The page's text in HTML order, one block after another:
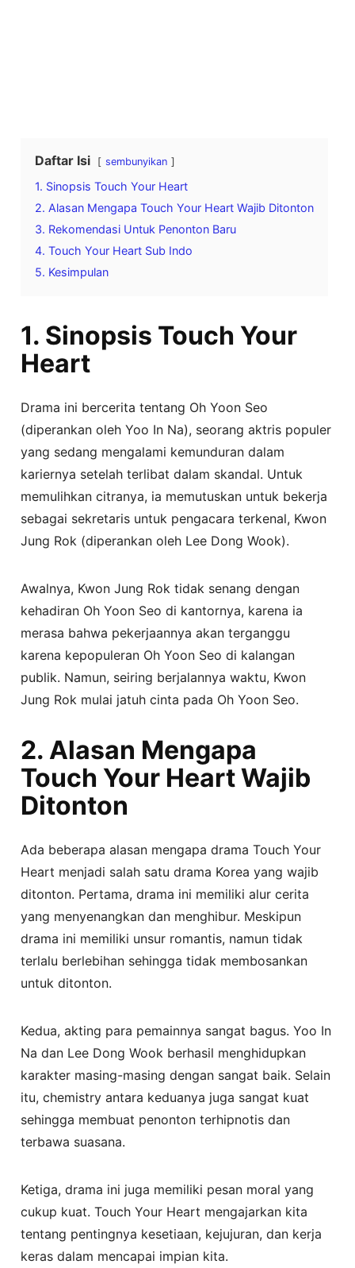
Daftar Isi sembunyikan
1. Sinopsis Touch Your Heart
2. Alasan Mengapa Touch Your Heart Wajib Ditonton
3. Rekomendasi Untuk Penonton Baru
4. Touch Your Heart Sub Indo
5. Kesimpulan
1. Sinopsis Touch Your
Heart
Drama ini bercerita tentang Oh Yoon Seo
(diperankan oleh Yoo In Na), seorang aktris populer
yang sedang mengalami kemunduran dalam
kariernya setelah terlibat dalam skandal. Untuk
memulihkan citranya, ia memutuskan untuk bekerja
sebagai sekretaris untuk pengacara terkenal, Kwon
Jung Rok (diperankan oleh Lee Dong Wook).
Awalnya, Kwon Jung Rok tidak senang dengan
kehadiran Oh Yoon Seo di kantornya, karena ia
merasa bahwa pekerjaannya akan terganggu
karena kepopuleran Oh Yoon Seo di kalangan
publik. Namun, seiring berjalannya waktu, Kwon
Jung Rok mulai jatuh cinta pada Oh Yoon Seo.
2. Alasan Mengapa
Touch Your Heart Wajib
Ditonton
Ada beberapa alasan mengapa drama Touch Your
Heart menjadi salah satu drama Korea yang wajib
ditonton. Pertama, drama ini memiliki alur cerita
yang menyenangkan dan menghibur. Meskipun
drama ini memiliki unsur romantis, namun tidak
terlalu berlebihan sehingga tidak membosankan
untuk ditonton.
Kedua, akting para pemainnya sangat bagus. Yoo In
Na dan Lee Dong Wook berhasil menghidupkan
karakter masing-masing dengan sangat baik. Selain
itu, chemistry antara keduanya juga sangat kuat
sehingga membuat penonton terhipnotis dan
terbawa suasana.
Ketiga, drama ini juga memiliki pesan moral yang
cukup kuat. Touch Your Heart mengajarkan kita
tentang pentingnya kesetiaan, kejujuran, dan kerja
keras dalam mencapai impian kita.